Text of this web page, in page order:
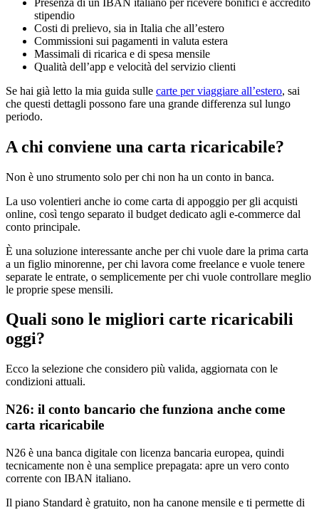
stipendio
Costi di prelievo, sia in Italia che all’estero
Commissioni sui pagamenti in valuta estera
Massimali di ricarica e di spesa mensile
Qualità dell’app e velocità del servizio clienti
Se hai già letto la mia guida sulle carte per viaggiare all’estero, sai
che questi dettagli possono fare una grande differenza sul lungo
periodo.
A chi conviene una carta ricaricabile?
Non è uno strumento solo per chi non ha un conto in banca.
La uso volentieri anche io come carta di appoggio per gli acquisti
online, così tengo separato il budget dedicato agli e-commerce dal
conto principale.
È una soluzione interessante anche per chi vuole dare la prima carta
a un figlio minorenne, per chi lavora come freelance e vuole tenere
separate le entrate, o semplicemente per chi vuole controllare meglio
le proprie spese mensili.
Quali sono le migliori carte ricaricabili
oggi?
Ecco la selezione che considero più valida, aggiornata con le
condizioni attuali.
N26: il conto bancario che funziona anche come
carta ricaricabile
N26 è una banca digitale con licenza bancaria europea, quindi
tecnicamente non è una semplice prepagata: apre un vero conto
corrente con IBAN italiano.
Il piano Standard è gratuito, non ha canone mensile e ti permette di